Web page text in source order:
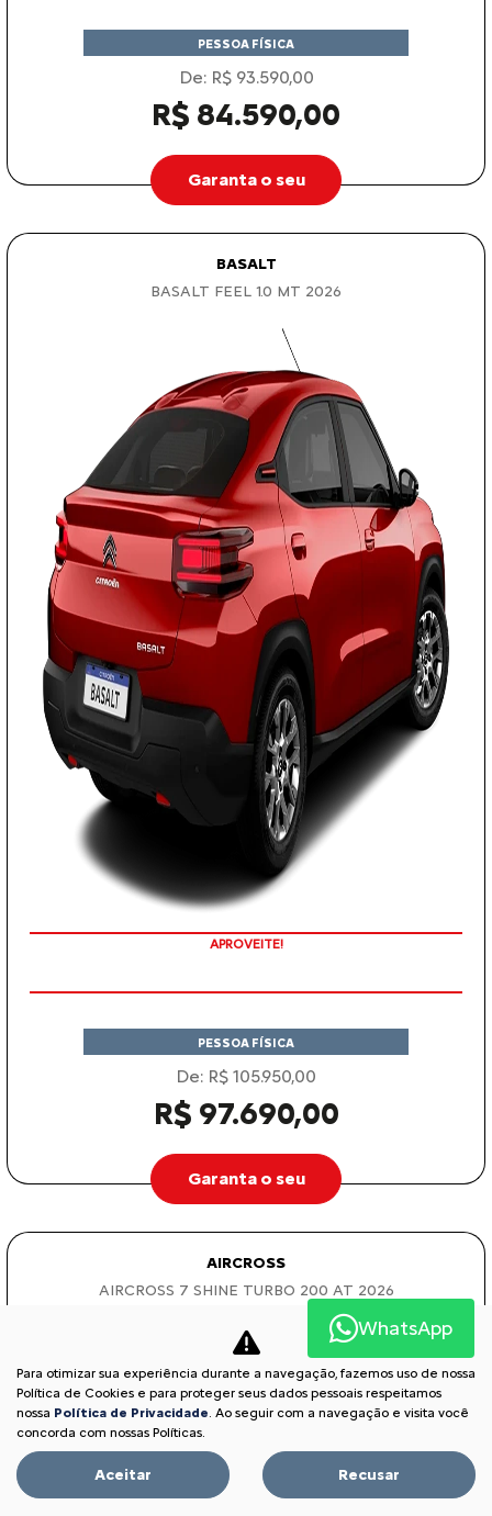
PESSOA FÍSICA
De: R$ 93.590,00
R$ 84.590,00
Garanta o seu
BASALT
BASALT FEEL 1.0 MT 2026
TAXA ZERO
PESSOA FÍSICA
De: R$ 105.950,00
R$ 97.690,00
Garanta o seu
AIRCROSS
AIRCROSS 7 SHINE TURBO 200 AT 2026
WhatsApp
Para otimizar sua experiência durante a navegação, fazemos uso de nossa
Política de Cookies e para proteger seus dados pessoais respeitamos
nossa Política de Privacidade. Ao seguir com a navegação e visita você
concorda com nossas Políticas.
Aceitar Recusar